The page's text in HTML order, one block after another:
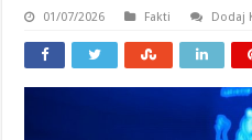
01/07/2026 Fakti Dodaj